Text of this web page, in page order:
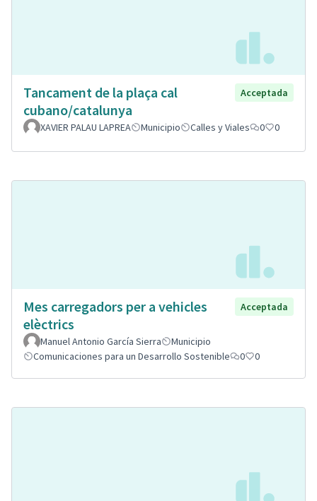
Tancament de la plaça cal
cubano/catalunya
Acceptada
XAVIER PALAU LAPREA Municipio Calles y Viales 0 0
Mes carregadors per a vehicles
elèctrics
Acceptada
Manuel Antonio García Sierra
Municipio
Comunicaciones para un Desarrollo Sostenible
0 0